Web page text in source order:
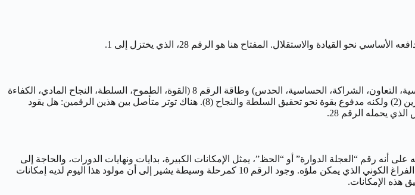
قبل أن نصل إلى الرقم 1 المهيمن، يجب أن نفهم الرقم 28 نفسه. إنه يجمع بين طاقة الرقم 2 (الدبلوماسية، التعاون، الشراكة، الحساسية، الحدس) وطاقة الرقم 8 (القوة، الطموح، السلطة، النجاح المادي، الكفاءة
التنظيمية، الكارما المتعلقة بالقوة). هذا المزيج الأولي يشير إلى شخص لديه القدرة على العمل مع الآخرين (2) ولكنه مدفوع بقوة نحو تحقيق السلطة والنجاح (8). هناك توتر متأصل بين هذين الرقمين: هل يقود
وغالباً ما يُنظر إليه على أنه رقم “العجلة الدوارة” أو “الحظ”، يمثل الإمكانات الكبيرة، بدايات ونهايات الدورات، والحاجة إلى
تحقيق الذات. إنه يحمل طاقة الرقم 1 (البدايات، القيادة) مع الصفر (0) الذي يمثل الإمكانات اللانهائية أو الفراغ الكوني الذي يمكن ملؤه. وجود الرقم 10 كمرحلة وسيطة يشير إلى أن مولود هذا اليوم لديه إمكانات
هذه الإمكانات.